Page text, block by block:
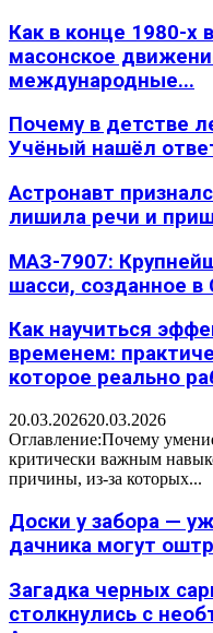
Как в конце 1980-х
масонское
международные...
Почему в детстве
Учёный нашёл
Астронавт
лишила речи и
МАЗ-7907:
шасси, созданное
Как научиться
временем:
которое реально
20.03.202620.03.2026
Оглавление:Почему
критически важным
причины, из-за которых...
Доски у забора —
дачника могут
Загадка черных
столкнулись с